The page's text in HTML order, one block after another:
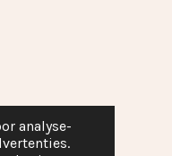
analyse-